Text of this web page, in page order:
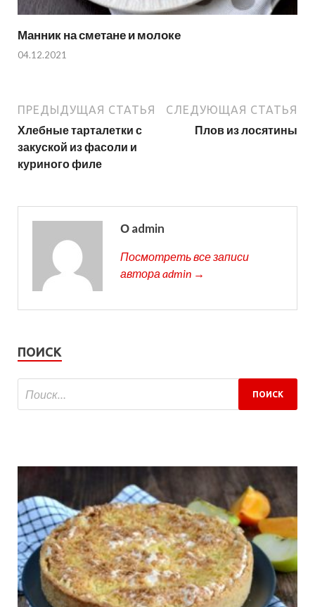
Манник на сметане и молоке
04.12.2021
ПРЕДЫДУЩАЯ СТАТЬЯ
Хлебные тарталетки с
закуской из фасоли и
куриного филе
СЛЕДУЮЩАЯ СТАТЬЯ
Плов из лосятины
О admin
Посмотреть все записи
автора admin →
ПОИСК